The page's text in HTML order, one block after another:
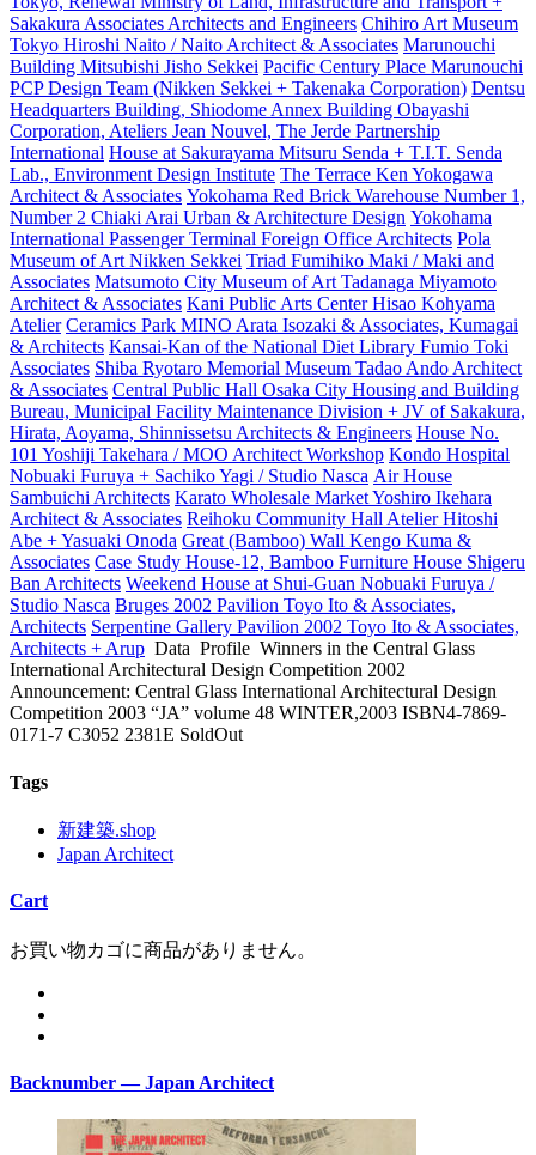
Sakakura Associates Architects and Engineers Chihiro Art Museum
Tokyo Hiroshi Naito / Naito Architect & Associates Marunouchi
Building Mitsubishi Jisho Sekkei Pacific Century Place Marunouchi
PCP Design Team (Nikken Sekkei + Takenaka Corporation) Dentsu
Headquarters Building, Shiodome Annex Building Obayashi
Corporation, Ateliers Jean Nouvel, The Jerde Partnership
International House at Sakurayama Mitsuru Senda + T.I.T. Senda
Lab., Environment Design Institute The Terrace Ken Yokogawa
Architect & Associates Yokohama Red Brick Warehouse Number 1,
Number 2 Chiaki Arai Urban & Architecture Design Yokohama
International Passenger Terminal Foreign Office Architects Pola
Museum of Art Nikken Sekkei Triad Fumihiko Maki / Maki and
Associates Matsumoto City Museum of Art Tadanaga Miyamoto
Architect & Associates Kani Public Arts Center Hisao Kohyama
Atelier Ceramics Park MINO Arata Isozaki & Associates, Kumagai
& Architects Kansai-Kan of the National Diet Library Fumio Toki
Associates Shiba Ryotaro Memorial Museum Tadao Ando Architect
& Associates Central Public Hall Osaka City Housing and Building
Bureau, Municipal Facility Maintenance Division + JV of Sakakura,
Hirata, Aoyama, Shinnissetsu Architects & Engineers House No.
101 Yoshiji Takehara / MOO Architect Workshop Kondo Hospital
Nobuaki Furuya + Sachiko Yagi / Studio Nasca Air House
Sambuichi Architects Karato Wholesale Market Yoshiro Ikehara
Architect & Associates Reihoku Community Hall Atelier Hitoshi
Abe + Yasuaki Onoda Great (Bamboo) Wall Kengo Kuma &
Associates Case Study House-12, Bamboo Furniture House Shigeru
Ban Architects Weekend House at Shui-Guan Nobuaki Furuya /
Studio Nasca Bruges 2002 Pavilion Toyo Ito & Associates,
Architects Serpentine Gallery Pavilion 2002 Toyo Ito & Associates,
Architects + Arup Data Profile Winners in the Central Glass
International Architectural Design Competition 2002
Announcement: Central Glass International Architectural Design
Competition 2003 “JA” volume 48 WINTER,2003 ISBN4-7869-
0171-7 C3052 2381E SoldOut
Tags
新建築.shop
Japan Architect
Cart
お買い物カゴに商品がありません。
Backnumber — Japan Architect